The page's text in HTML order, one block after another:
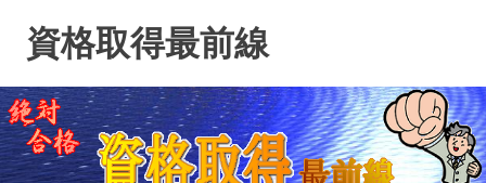
ン
ツ
へ
ス
資格取得最前線